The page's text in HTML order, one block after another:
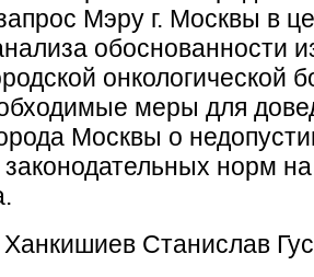
Мэру г. Москвы в
обоснованности
меры для
Москвы о
норм
Станислав